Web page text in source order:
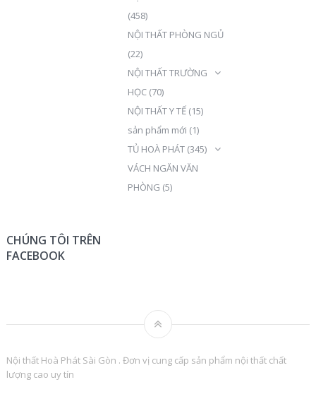
(458)
NỘI THẤT PHÒNG NGỦ
(22)
NỘI THẤT TRƯỜNG
HỌC (70)
NỘI THẤT Y TẾ (15)
sản phẩm mới (1)
TỦ HOÀ PHÁT (345)
VÁCH NGĂN VĂN
PHÒNG (5)
CHÚNG TÔI TRÊN
FACEBOOK
Nội thất Hoà Phát Sài Gòn . Đơn vị cung cấp sản phẩm nội thất chất
lượng cao uy tín